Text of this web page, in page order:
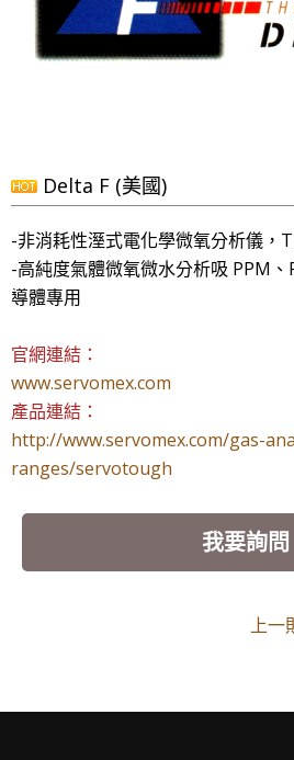
Delta F (美國)
-非消耗性溼式電化學微氧分析儀，
-高純度氣體微氧微水分析吸 PPM
導體專用
官網連結：
www.servomex.com
產品連結：
http://www.servomex.com/gas-
ranges/servotough
我要詢問
上一